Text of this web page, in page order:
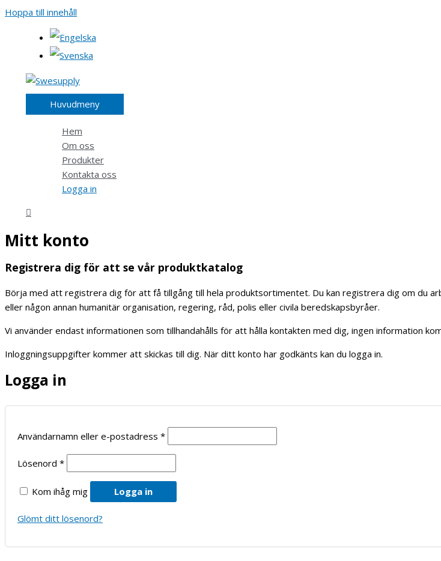
Hoppa till innehåll
Huvudmeny
Hem
Om oss
Produkter
Kontakta oss
Logga in
Mitt konto
Registrera dig för att se vår produktkatalog
Börja med att registrera dig för att få tillgång till hela produktsortimentet. Du kan registrera dig om du
eller någon annan humanitär organisation, regering, råd, polis eller civila beredskapsbyråer.
Vi använder endast informationen som tillhandahålls för att hålla kontakten med dig, ingen information
Inloggningsuppgifter kommer att skickas till dig. När ditt konto har godkänts kan du logga in.
Logga in
Användarnamn eller e-postadress *
Lösenord *
Kom ihåg mig Logga in
Glömt ditt lösenord?